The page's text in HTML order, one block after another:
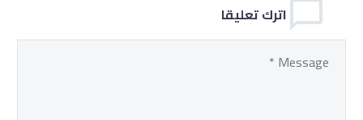
اترك تعليقا